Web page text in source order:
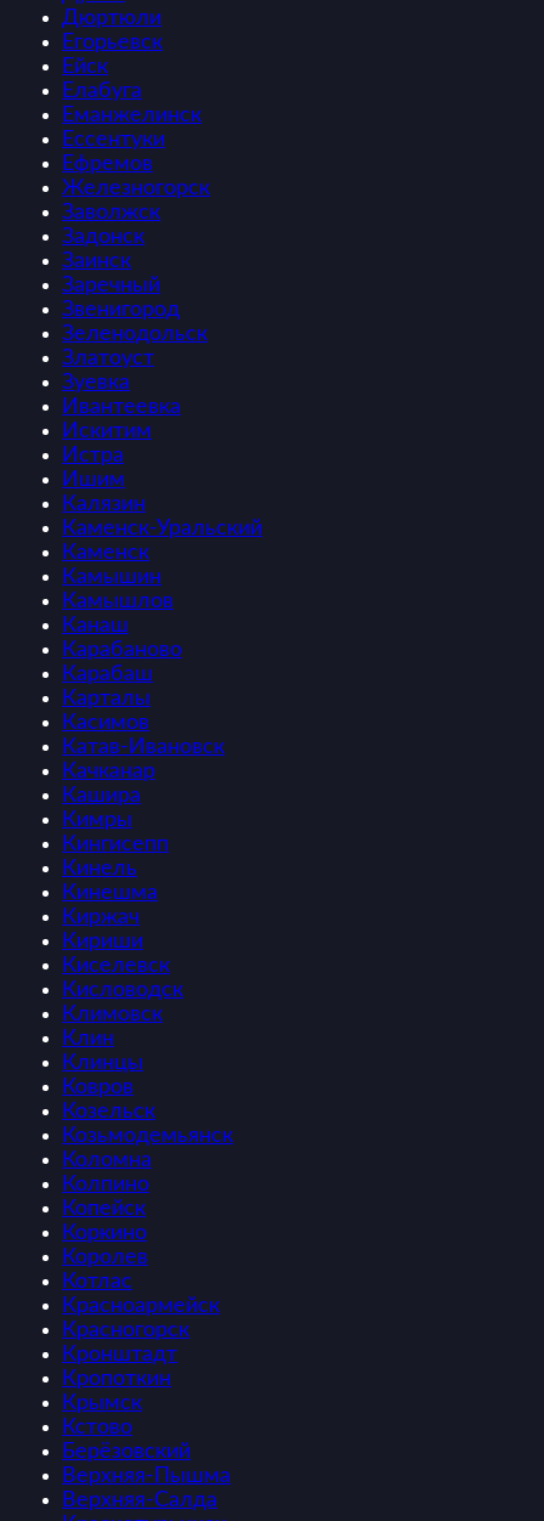
Дюртюли
Егорьевск
Ейск
Елабуга
Еманжелинск
Ессентуки
Ефремов
Железногорск
Заволжск
Задонск
Заинск
Заречный
Звенигород
Зеленодольск
Златоуст
Зуевка
Ивантеевка
Искитим
Истра
Ишим
Калязин
Каменск-Уральский
Каменск
Камышин
Камышлов
Канаш
Карабаново
Карабаш
Карталы
Касимов
Катав-Ивановск
Качканар
Кашира
Кимры
Кингисепп
Кинель
Кинешма
Киржач
Кириши
Киселевск
Кисловодск
Климовск
Клин
Клинцы
Ковров
Козельск
Козьмодемьянск
Коломна
Колпино
Копейск
Коркино
Королев
Котлас
Красноармейск
Красногорск
Кронштадт
Кропоткин
Крымск
Кстово
Берёзовский
Верхняя-Пышма
Верхняя-Салда